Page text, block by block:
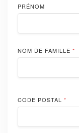
PRÉNOM
NOM DE FAMILLE *
CODE POSTAL *